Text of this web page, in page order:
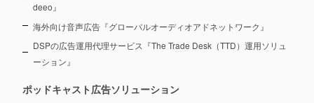
deeo』
海外向け音声広告『グローバルオーディオアドネットワーク』
DSPの広告運用代理サービス『The Trade Desk（TTD）運用ソリュ
ーション』
ポッドキャスト広告ソリューション